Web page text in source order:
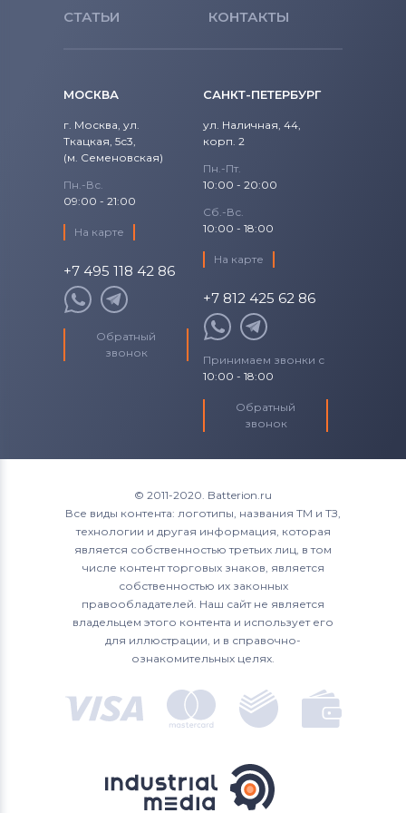
Вентиляторы (кулеры)Toshiba
Вентиляторы (кулеры)Acer
Вентиляторы (кулеры)
Вентиляторы (кулеры)
Вентиляторы (кулеры)Alienware
Вентиляторы (кулеры)Casper
Satellite X Series
Tecra S Series
СТАТЬИ
КОНТАКТЫ
МОСКВА
г. Москва, ул.
Ткацкая, 5с3,
(м. Семеновская)
Пн.-Вс.
09:00 - 21:00
На карте
+7 495 118 42 86
Обратный
звонок
САНКТ-ПЕТЕРБУРГ
ул. Наличная, 44,
корп. 2
Пн.-Пт.
10:00 - 20:00
Сб.-Вс.
10:00 - 18:00
На карте
+7 812 425 62 86
Принимаем звонки с
10:00 - 18:00
Обратный
звонок
© 2011-2020. Batterion.ru
Все виды контента: логотипы, названия ТМ и ТЗ,
технологии и другая информация, которая
является собственностью третьих лиц, в том
числе контент торговых знаков, является
собственностью их законных
правообладателей. Наш сайт не является
владельцем этого контента и использует его
для иллюстрации, и в справочно-
ознакомительных целях.